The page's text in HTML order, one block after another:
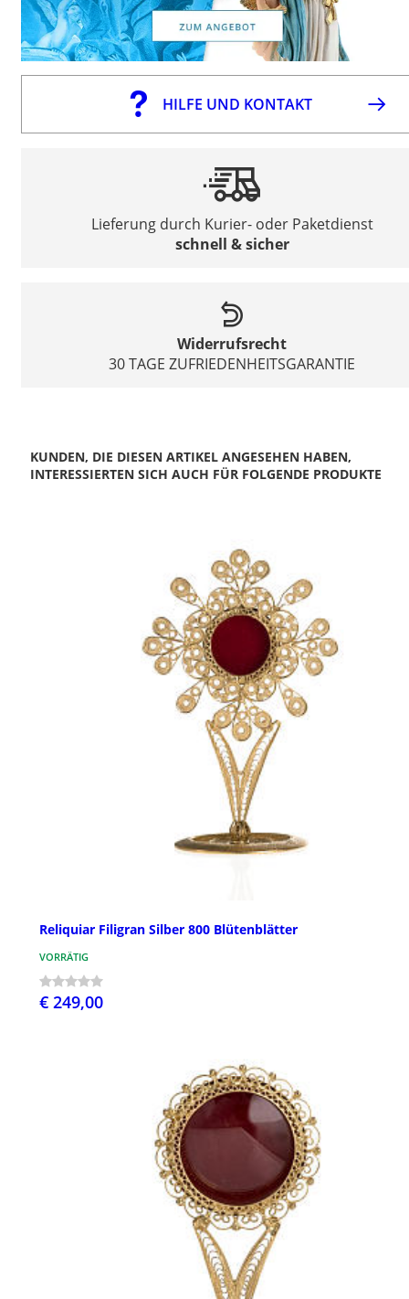
HILFE UND KONTAKT
Lieferung durch Kurier- oder Paketdienst
schnell & sicher
Widerrufsrecht
30 TAGE ZUFRIEDENHEITSGARANTIE
KUNDEN, DIE DIESEN ARTIKEL ANGESEHEN HABEN,
INTERESSIERTEN SICH AUCH FÜR FOLGENDE PRODUKTE
Reliquiar Filigran Silber 800 Blütenblätter
VORRÄTIG
€ 249,00